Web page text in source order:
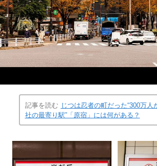
記事を読む じつは忍者の町だった“300万人
社の最寄り駅”「原宿」には何がある？